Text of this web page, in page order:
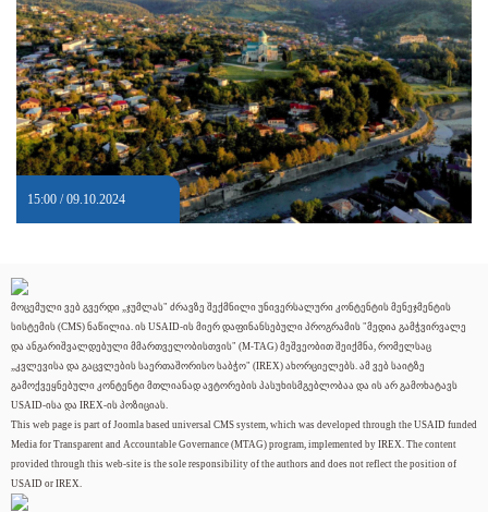
15:00 / 09.10.2024
მოცემული ვებ გვერდი „ჯუმლას" ძრავზე შექმნილი უნივერსალური კონტენტის მენეჯმენტის
სისტემის (CMS) ნაწილია. ის USAID-ის მიერ დაფინანსებული პროგრამის "მედია გამჭვირვალე
და ანგარიშვალდებული მმართველობისთვის" (M-TAG) მეშვეობით შეიქმნა, რომელსაც
„კვლევისა და გაცვლების საერთაშორისო საბჭო" (IREX) ახორციელებს. ამ ვებ საიტზე
გამოქვეყნებული კონტენტი მთლიანად ავტორების პასუხისმგებლობაა და ის არ გამოხატავს
USAID-ისა და IREX-ის პოზიციას.
This web page is part of Joomla based universal CMS system, which was developed through the USAID funded
Media for Transparent and Accountable Governance (MTAG) program, implemented by IREX. The content
provided through this web-site is the sole responsibility of the authors and does not reflect the position of
USAID or IREX.